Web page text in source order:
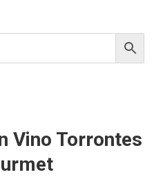
Vino Torrontes